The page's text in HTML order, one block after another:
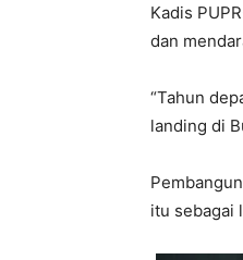
Kadis
dan
“Tahun
landing di
itu sebagai